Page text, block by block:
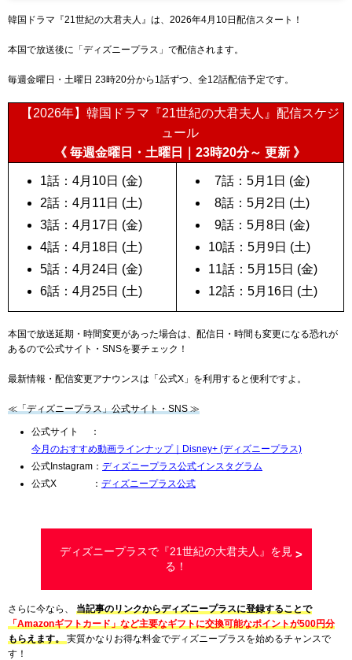
韓国ドラマ『21世紀の大君夫人』は、2026年4月10日配信スタート！
本国で放送後に「ディズニープラス」で配信されます。
毎週金曜日・土曜日 23時20分から1話ずつ、全12話配信予定です。
【2026年】韓国ドラマ『21世紀の大君夫人』配信スケジ
ュール
《 毎週金曜日・土曜日｜23時20分～ 更新 》
1話：4月10日 (金)
2話：4月11日 (土)
3話：4月17日 (金)
4話：4月18日 (土)
5話：4月24日 (金)
6話：4月25日 (土)
7話：5月1日 (金)
8話：5月2日 (土)
9話：5月8日 (金)
10話：5月9日 (土)
11話：5月15日 (金)
12話：5月16日 (土)
本国で放送延期・時間変更があった場合は、配信日・時間も変更になる恐れが
あるので公式サイト・SNSを要チェック！
最新情報・配信変更アナウンスは「公式X」を利用すると便利ですよ。
≪「ディズニープラス」公式サイト・SNS ≫
公式サイト ：
今月のおすすめ動画ラインナップ｜Disney+ (ディズニープラス)
公式Instagram： ディズニープラス公式インスタグラム
公式X ： ディズニープラス公式
ディズニープラスで『21世紀の大君夫人』を見
る！
さらに今なら、 当記事のリンクからディズニープラスに登録することで
「Amazonギフトカード」など主要なギフトに交換可能なポイントが500円分
もらえます。実質かなりお得な料金でディズニープラスを始めるチャンスで
す！